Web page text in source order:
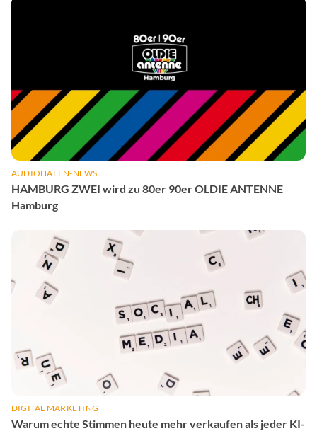
AUDIOHAFEN-NEWS
HAMBURG ZWEI wird zu 80er 90er OLDIE ANTENNE
Hamburg
DIGITAL MARKETING
Warum echte Stimmen heute mehr verkaufen als jeder KI-